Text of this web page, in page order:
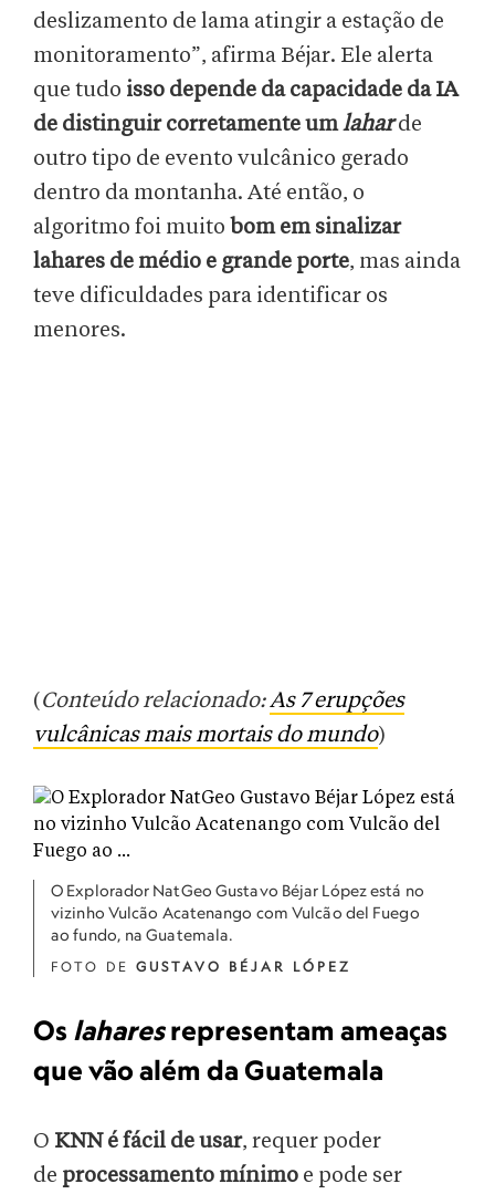
deslizamento de lama atingir a estação de
monitoramento”, afirma Béjar. Ele alerta
que tudo isso depende da capacidade da IA
​​de distinguir corretamente umlaharde
outro tipo de evento vulcânico gerado
dentro da montanha. Até então, o
algoritmo foi muito bom em sinalizar
lahares de médio e grande porte, mas ainda
teve dificuldades para identificar os
menores.
(Conteúdo relacionado:As 7 erupções
vulcânicas mais mortais do mundo)
O Explorador NatGeo Gustavo Béjar López está no
vizinho Vulcão Acatenango com Vulcão del Fuego
ao fundo, na Guatemala.
FOTO DE GUSTAVO BÉJAR LÓPEZ
Os laharesrepresentam ameaças
que vão além da Guatemala
O KNN é fácil de usar, requer poder
de processamento mínimo e pode ser